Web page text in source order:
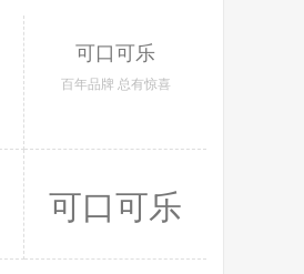
可口可乐
百年品牌 总有惊喜
可口可乐